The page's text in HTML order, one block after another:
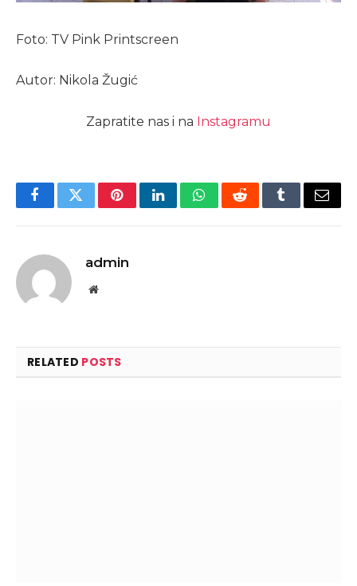
Foto: TV Pink Printscreen
Autor: Nikola Žugić
Zapratite nas i na Instagramu
FacebookTwitterPinterestLinkedInWhatsAppRedditTumblrEmail
admin
Website
RELATED POSTS